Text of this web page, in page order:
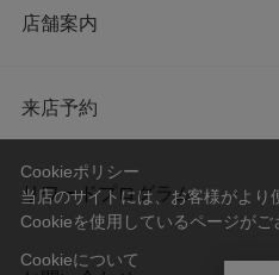
店舗案内
来店予約
リワードプログラム
Cookieポリシー
当店のサイトには、お客様がより
Cookieを使用しているページがご
Cookieについて